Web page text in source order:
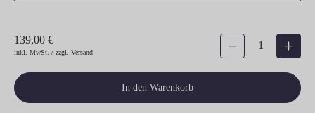
139,00 €
inkl. MwSt. / zzgl. Versand
Produkt Anzahl: Gib den
In den Warenkorb